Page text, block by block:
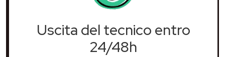
Uscita del tecnico entro
24/48h